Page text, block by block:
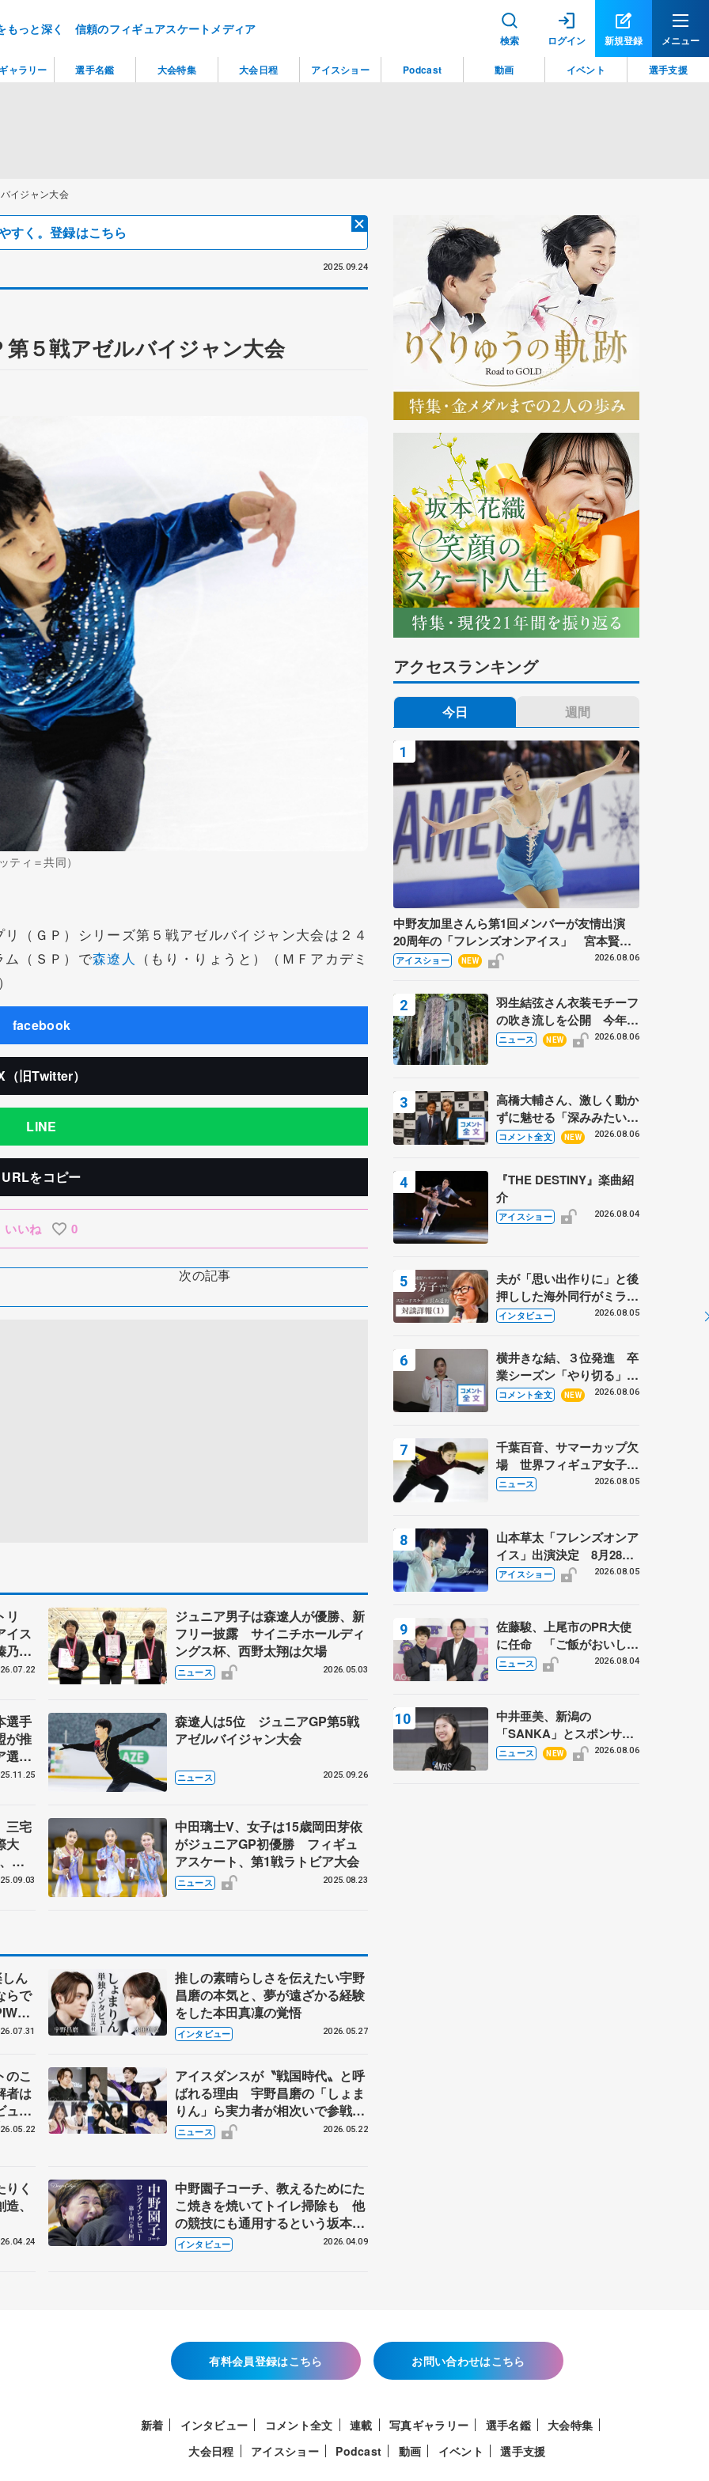
もっと深く 信頼のフィギュアスケートメディア
検索 ログイン 新規登録 メニュー
イジャン大会
すく。登録はこちら
2025.09.24
５戦アゼルバイジャン大会
ィ＝共同）
ＧＰ）シリーズ第５戦アゼルバイジャン大会は２４
ム（ＳＰ）で森遼人 （もり・りょうと）（ＭＦアカデミ
facebook
（旧Twitter）
LINE
URLをコピー
いいね 0
次の記事
リ
ス
乃、
ジュニア男子は森遼人が優勝、新
フリー披露 サイニチホールディ
ングス杯、西野太翔は欠場
ニュース 2026.05.03
選手
が推
選手
森遼人は5位 ジュニアGP第5戦
アゼルバイジャン大会
ニュース 2025.09.26
三宅
大
岡
中田璃士V、女子は15歳岡田芽依
がジュニアGP初優勝 フィギュ
アスケート、第1戦ラトビア大会
ニュース 2025.08.23
ん
らで
前
推しの素晴らしさを伝えたい宇野
昌磨の本気と、夢が遠ざかる経験
をした本田真凜の覚悟
インタビュー 2026.05.27
のこ
者は
ュー
人、
アイスダンスが〝戦国時代〟と呼
ばれる理由 宇野昌磨の「しょま
りん」ら実力者が相次いで参戦
国内の競争激化
ニュース 2026.05.22
く
、
中野園子コーチ、教えるためにた
こ焼きを焼いてトイレ掃除も 他
の競技にも通用するという坂本花
織の筋肉
インタビュー 2026.04.09
アクセスランキング
今日 週間
中野友加里さんら第1回メンバーが友情出演
20周年の「フレンズオンアイス」 宮本賢二
さん、有川梨絵さん、田村岳斗さんも
アイスショー NEW 2026.08.06
羽生結弦さん衣装モチーフ
の吹き流しを公開 今年は
「春よ、来い」、仙台の瑞
ニュース NEW 2026.08.06
高橋大輔さん、激しく動か
ずに魅せる「深みみたいな
ものは出てきている？」
あい
コメント全文 NEW 2026.08.06
『THE DESTINY』楽曲紹
介
アイスショー 2026.08.04
夫が「思い出作りに」と後
押しした海外同行がミラノ
まで… 繁華街のリンクで
に 小林芳子さんが振り返
るスケート人生
インタビュー 2026.08.05
横井きな結、３位発進 卒
業シーズン「やり切る」
【みなとアクルス杯SP】
コメント全文 NEW 2026.08.06
千葉百音、サマーカップ欠
場 世界フィギュア女子2
位
ニュース 2026.08.05
山本草太「フレンズオンア
イス」出演決定 8月28日
（金）2公演のみ 荒川静
アイスショー 2026.08.05
佐藤駿、上尾市のPR大使
に任命 「ご飯がおいし
く、住みやすいのが魅力」
ニュース 2026.08.04
中井亜美、新潟の
「SANKA」とスポンサー
契約 「全力で応援」とコ
ニュース NEW 2026.08.06
有料会員登録はこちら お問い合わせはこちら
新着 インタビュー コメント全文 連載 写真ギャラリー 選手名鑑
大会特集
大会日程
アイスショー Podcast 動画 イベント 選手支援
ャラリー 選手名鑑 大会特集 大会日程 アイスショー Podcast 動画 イベント 選手支援